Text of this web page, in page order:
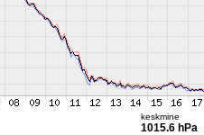
keskmine
1015.6 hPa